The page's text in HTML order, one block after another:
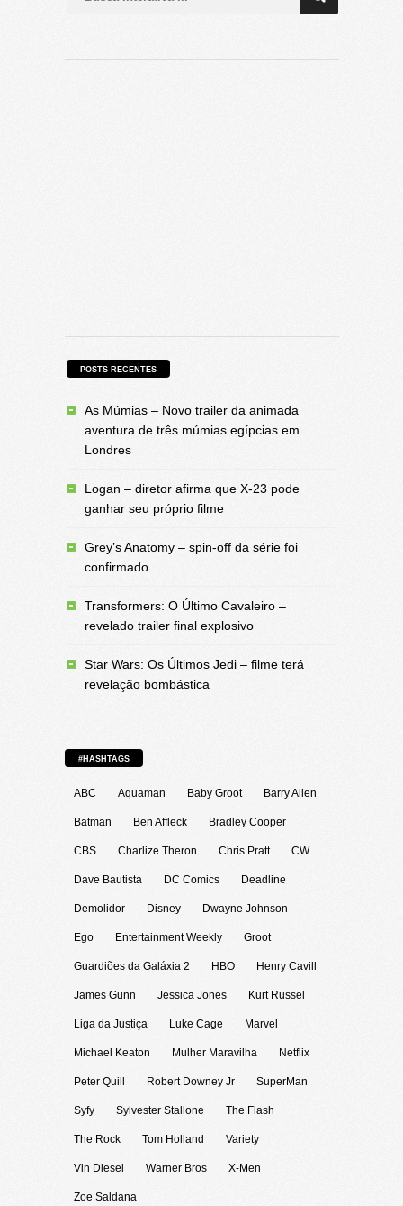
POSTS RECENTES
As Múmias – Novo trailer da animada
aventura de três múmias egípcias em
Londres
Logan – diretor afirma que X-23 pode
ganhar seu próprio filme
Grey’s Anatomy – spin-off da série foi
confirmado
Transformers: O Último Cavaleiro –
revelado trailer final explosivo
Star Wars: Os Últimos Jedi – filme terá
revelação bombástica
#HASHTAGS
ABC Aquaman Baby Groot Barry Allen
Batman Ben Affleck Bradley Cooper
CBS Charlize Theron Chris Pratt CW
Dave Bautista DC Comics Deadline
Demolidor Disney Dwayne Johnson
Ego Entertainment Weekly Groot
Guardiões da Galáxia 2 HBO Henry Cavill
James Gunn Jessica Jones Kurt Russel
Liga da Justiça Luke Cage Marvel
Michael Keaton Mulher Maravilha Netflix
Peter Quill Robert Downey Jr SuperMan
Syfy Sylvester Stallone The Flash
The Rock Tom Holland Variety
Vin Diesel Warner Bros X-Men
Zoe Saldana